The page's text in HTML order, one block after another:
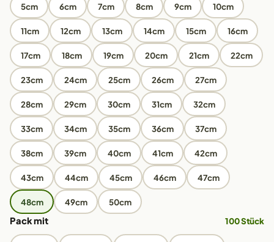
5cm 6cm 7cm 8cm 9cm 10cm
11cm 12cm 13cm 14cm 15cm 16cm
17cm 18cm 19cm 20cm 21cm 22cm
23cm 24cm 25cm 26cm 27cm
28cm 29cm 30cm 31cm 32cm
33cm 34cm 35cm 36cm 37cm
38cm 39cm 40cm 41cm 42cm
43cm 44cm 45cm 46cm 47cm
48cm 49cm 50cm
Pack mit 100 Stück